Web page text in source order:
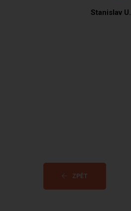
Stanislav U.
ZPĚT